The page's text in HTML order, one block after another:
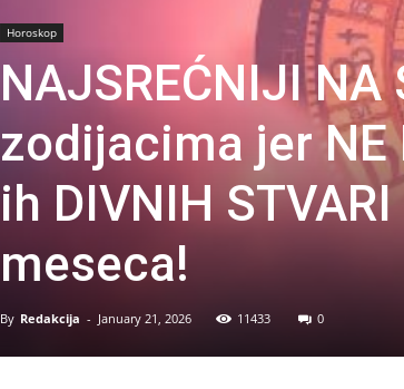
Horoskop
NAJSREĆNIJI NA
zodijacima jer NE
ih DIVNIH
meseca!
By Redakcija - January 21, 2026 11433 0